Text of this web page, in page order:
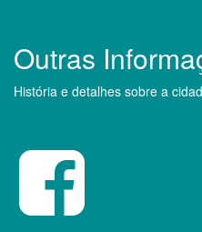
Outras
História e detalhes sobre a